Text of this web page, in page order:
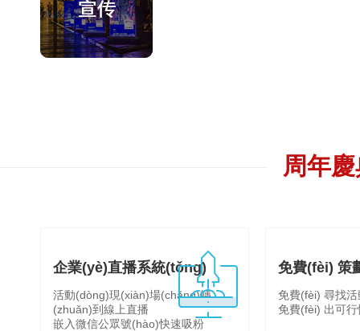
周年
企業(yè)直播系統(tǒng)
活動(dòng)現(xiàn)場(chǎng)轉
(zhuǎn)到線上直播
嵌入微信公眾號(hào)快速吸粉
免費(fèi) 策
免費(fèi) 尋找
免費(fèi) 出可行